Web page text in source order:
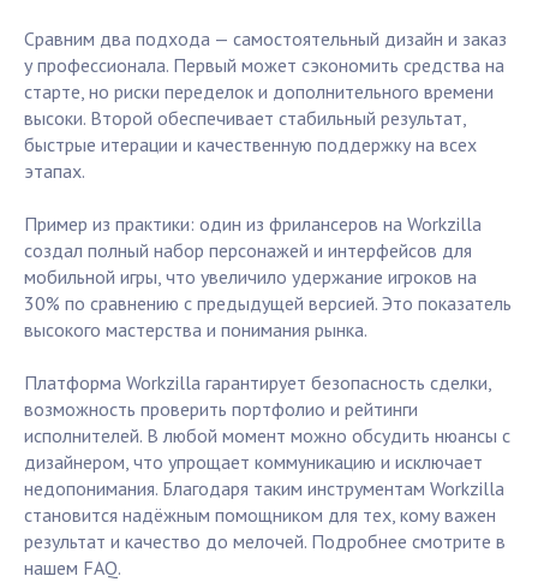
Сравним два подхода — самостоятельный дизайн и заказ
у профессионала. Первый может сэкономить средства на
старте, но риски переделок и дополнительного времени
высоки. Второй обеспечивает стабильный результат,
быстрые итерации и качественную поддержку на всех
этапах.
Пример из практики: один из фрилансеров на Workzilla
создал полный набор персонажей и интерфейсов для
мобильной игры, что увеличило удержание игроков на
30% по сравнению с предыдущей версией. Это показатель
высокого мастерства и понимания рынка.
Платформа Workzilla гарантирует безопасность сделки,
возможность проверить портфолио и рейтинги
исполнителей. В любой момент можно обсудить нюансы с
дизайнером, что упрощает коммуникацию и исключает
недопонимания. Благодаря таким инструментам Workzilla
становится надёжным помощником для тех, кому важен
результат и качество до мелочей. Подробнее смотрите в
нашем FAQ.